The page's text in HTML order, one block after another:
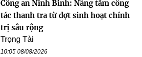
Công an Ninh Bình: Nâng tầm công
tác thanh tra từ đợt sinh hoạt chính
trị sâu rộng
Trọng Tài
10:05 08/08/2026